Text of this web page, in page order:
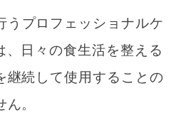
うプロフェッショナルケ
、日々の食生活を整える
継続して使用することの
。